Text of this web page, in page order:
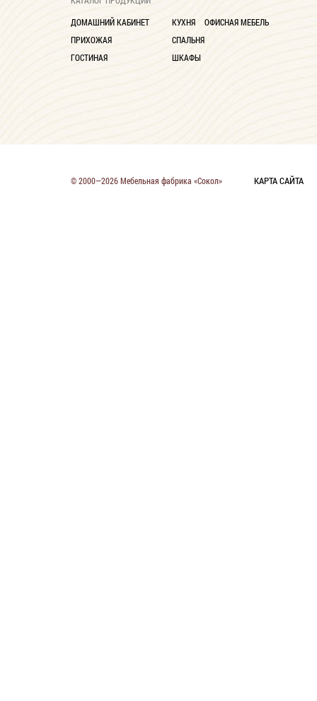
ДОМАШНИЙ КАБИНЕТ
ПРИХОЖАЯ
ГОСТИНАЯ
КУХНЯ
СПАЛЬНЯ
ШКАФЫ
ОФИСНАЯ МЕБЕЛЬ
© 2000—2026 Мебельная фабрика «Сокол» КАРТА САЙТА